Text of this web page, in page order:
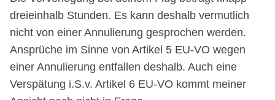
dreieinhalb Stunden. Es kann deshalb vermutlich
nicht von einer Annulierung gesprochen werden.
Ansprüche im Sinne von Artikel 5 EU-VO wegen
einer Annulierung entfallen deshalb. Auch eine
Verspätung i.S.v. Artikel 6 EU-VO kommt meiner